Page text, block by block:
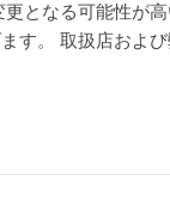
となる可能性が
す。 取扱店およ